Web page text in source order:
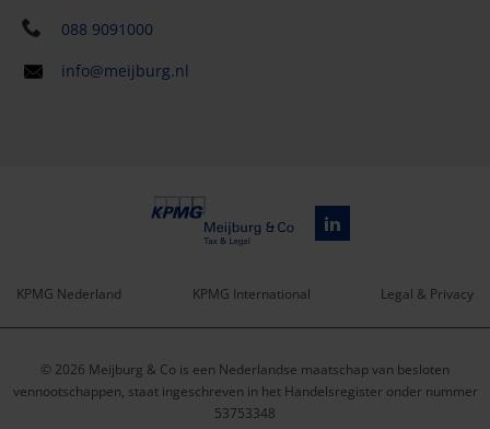
088 9091000
info@meijburg.nl
Service
menu
KPMG Nederland KPMG International Legal & Privacy
© 2026 Meijburg & Co is een Nederlandse maatschap van besloten
vennootschappen, staat ingeschreven in het Handelsregister onder nummer
53753348